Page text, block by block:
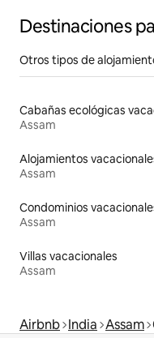
Destinaciones
Otros tipos de
Assam
Assam
Condominios
Assam
Villas vacacionales
Assam
Airbnb India Assam